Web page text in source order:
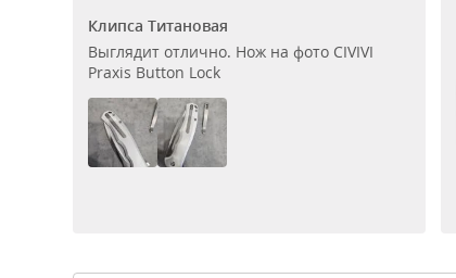
Клипса Титановая
Выглядит отлично. Нож на фото CIVIVI
Praxis Button Lock